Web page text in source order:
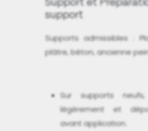
support
Supports admissibles :
plâtre, béton, ancienne
Sur supports
légèrement et
avant application.